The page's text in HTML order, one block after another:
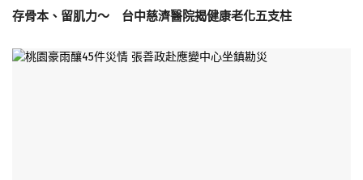
存骨本、留肌力～ 台中慈濟醫院揭健康老化五支柱